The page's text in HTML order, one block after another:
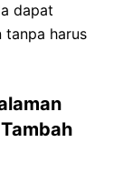
dapat
tanpa harus